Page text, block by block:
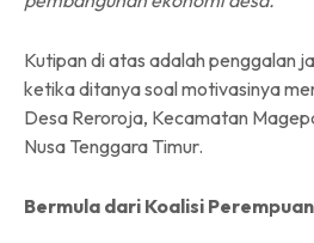
Kutipan di atas adalah penggalan
ketika ditanya soal motivasinya
Desa Reroroja, Kecamatan
Nusa Tenggara Timur.
Bermula dari Koalisi